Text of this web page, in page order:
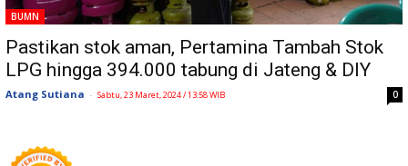
BUMN
Pastikan stok aman, Pertamina Tambah Stok
LPG hingga 394.000 tabung di Jateng & DIY
Atang Sutiana - Sabtu, 23 Maret, 2024 / 13:58 WIB 0